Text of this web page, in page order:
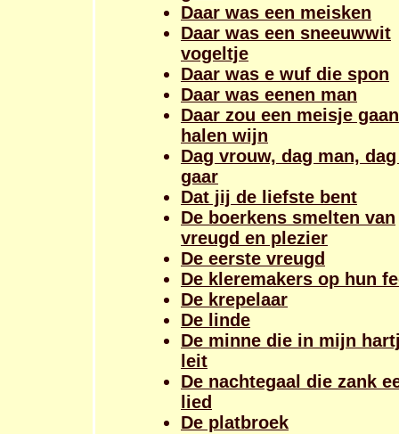
Daar was een meisken
Daar was een sneeuwwit
vogeltje
Daar was e wuf die spon
Daar was eenen man
Daar zou een meisje gaan
halen wijn
Dag vrouw, dag man,
gaar
Dat jij de liefste bent
De boerkens smelten van
vreugd en plezier
De eerste vreugd
De kleremakers op hun
De krepelaar
De linde
De minne die in mijn
leit
De nachtegaal die zank
lied
De platbroek